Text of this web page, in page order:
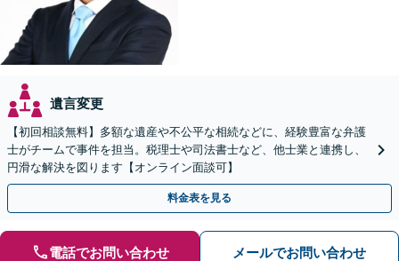
遺言変更
【初回相談無料】多額な遺産や不公平な相続などに、経験豊富な弁護
士がチームで事件を担当。税理士や司法書士など、他士業と連携し、
円滑な解決を図ります【オンライン面談可】
料金表を見る
電話でお問い合わせ メールでお問い合わせ